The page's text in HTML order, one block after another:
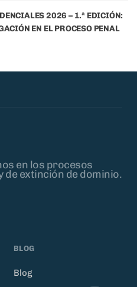
2026 – 1.ª EDICIÓN:
EN EL PROCESO PENAL
en los procesos
de extinción de dominio.
BLOG
Blog